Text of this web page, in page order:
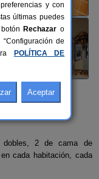
dobles, 2 de cama de
cada habitación, cada
y con
últimas puedes
Rechazar o
de
POLÍTICA DE